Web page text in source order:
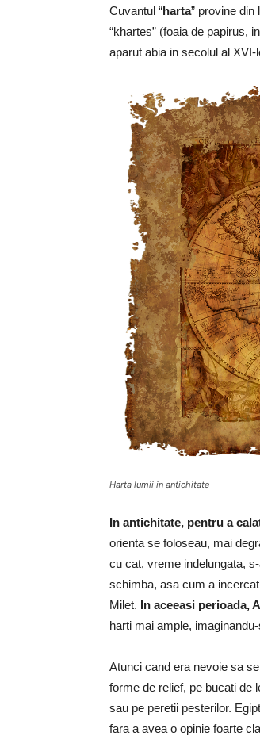
Cuvantul “harta” provine din
“khartes” (foaia de papirus,
aparut abia in secolul al
Harta lumii in antichitate
In antichitate, pentru a
orienta se foloseau, mai
cu cat, vreme indelungata,
schimba, asa cum a
Milet. In aceeasi perioada,
harti mai ample,
Atunci cand era nevoie sa
forme de relief, pe bucati de
sau pe peretii pesterilor.
fara a avea o opinie foarte